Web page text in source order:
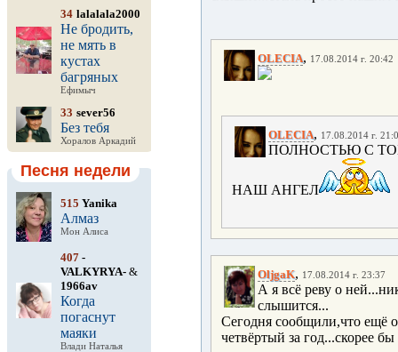
34 lalalala2000
Не бродить,
не мять в
кустах
багряных
Ефимыч
33 sever56
Без тебя
Хоралов Аркадий
Песня недели
515 Yanika
Алмаз
Мон Алиса
407 -
VALKYRYA- &
1966av
Когда
погаснут
маяки
Влади Наталья
OLECIA, 17.08.2014 г. 20:42
OLECIA, 17.08.2014 г.
ПОЛНОСТЬЮ С
НАШ АНГЕЛ
OljgaK, 17.08.2014 г. 23:37
А я всё реву о
слышится...
Сегодня сообщили,что ещё
четвёртый за год...скорее